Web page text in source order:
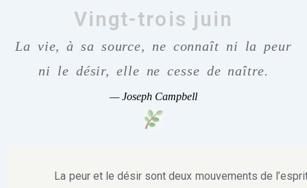
Vingt-trois juin
La vie, à sa source, ne connaît ni la peur
ni le désir, elle ne cesse de naître.
—Joseph Campbell
La peur et le désir sont deux mouvements de